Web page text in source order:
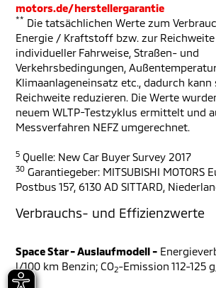
motors.de/herstellergarantie
** Die tatsächlichen Werte zum
Energie / Kraftstoff bzw. zur
individueller Fahrweise, Straßen- und
Verkehrsbedingungen,
Klimaanlageneinsatz etc., dadurch kann
Reichweite reduzieren. Die Werte
neuem WLTP-Testzyklus ermittelt und
Messverfahren NEFZ umgerechnet.
5 Quelle: New Car Buyer Survey 2017
30 Garantiegeber: MITSUBISHI MOTORS
Postbus 157, 6130 AD SITTARD,
Verbrauchs- und Effizienzwerte
Space Star - Auslaufmodell -
l/100 km Benzin; CO2-Emission 112-125
C-D;